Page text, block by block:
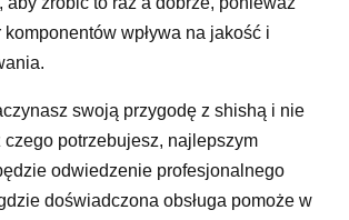
komponentów wpływa na jakość i
swoją przygodę z shishą i nie
potrzebujesz, najlepszym
odwiedzenie profesjonalnego
doświadczona obsługa pomoże w